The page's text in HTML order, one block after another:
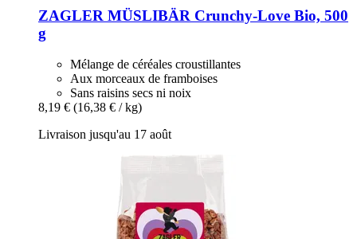
ZAGLER MÜSLIBÄR Crunchy-​Love Bio, 500
g
Mélange de céréales croustillantes
Aux morceaux de framboises
Sans raisins secs ni noix
8,19 € (16,38 € / kg)
Livraison jusqu'au 17 août